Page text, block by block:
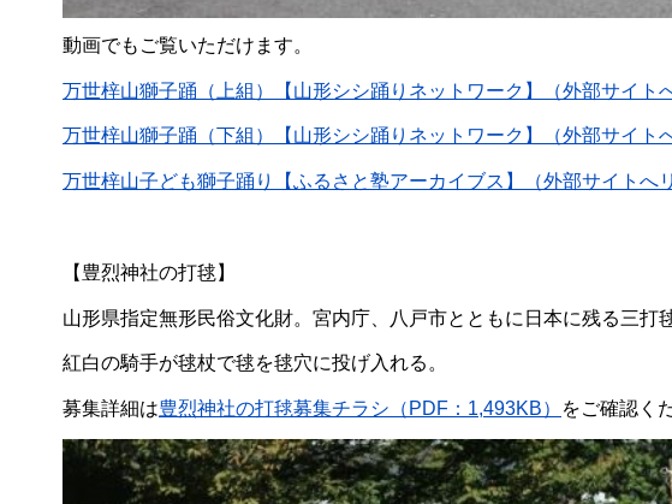
動画でもご覧いただけます。
万世梓山獅子踊（上組）【山形シシ踊りネットワーク】（外部サイト
万世梓山獅子踊（下組）【山形シシ踊りネットワーク】（外部サイト
万世梓山子ども獅子踊り【ふるさと塾アーカイブス】（外部サイトへ
【豊烈神社の打毬】
山形県指定無形民俗文化財。宮内庁、八戸市とともに日本に残る三打
紅白の騎手が毬杖で毬を毬穴に投げ入れる。
募集詳細は豊烈神社の打毬募集チラシ（PDF：1,493KB） をご確認く